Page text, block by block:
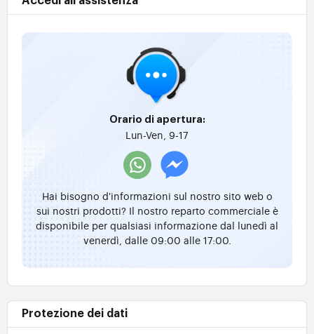
Orario di apertura:
Lun-Ven, 9-17
Hai bisogno d'informazioni sul nostro sito web o
sui nostri prodotti? Il nostro reparto commerciale è
disponibile per qualsiasi informazione dal lunedì al
venerdì, dalle 09:00 alle 17:00.
Protezione dei dati